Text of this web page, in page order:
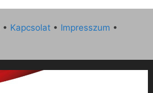
• Kapcsolat • Impresszum •